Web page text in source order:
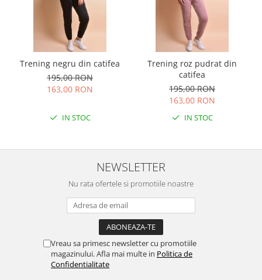
Trening negru din catifea
195,00 RON
163,00 RON
IN STOC
Trening roz pudrat din
catifea
195,00 RON
163,00 RON
IN STOC
NEWSLETTER
Nu rata ofertele si promotiile noastre
Vreau sa primesc newsletter cu promotiile
magazinului. Afla mai multe in Politica de
Confidentialitate